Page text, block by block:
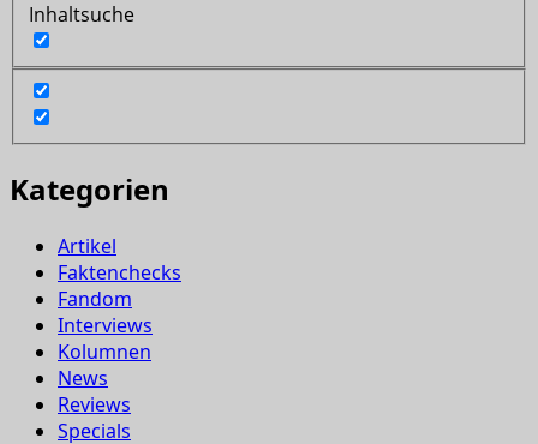
Inhaltsuche
Kategorien
Artikel
Faktenchecks
Fandom
Interviews
Kolumnen
News
Reviews
Specials